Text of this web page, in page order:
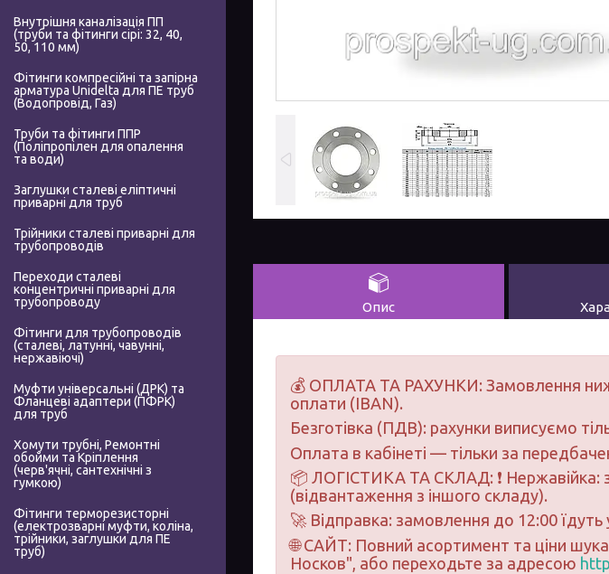
Опис
💰 ОПЛАТА ТА РАХУНКИ: Замовлення
оплати (IBAN).
Безготівка (ПДВ): рахунки виписуємо
Оплата в кабінеті — тільки за
📦 ЛОГІСТИКА ТА СКЛАД: ❗ Нержавійка:
(відвантаження з іншого складу).
🚀 Відправка: замовлення до 12:00
🌐 САЙТ: Повний асортимент та ціни
Носков", або переходьте за адресою
Внутрішня каналізація ПП
(труби та фітинги сірі: 32, 40,
50, 110 мм)
Фітинги компресійні та запірна
арматура Unidelta для ПЕ труб
(Водопровід, Газ)
Труби та фітинги ППР
(Поліпропілен для опалення
та води)
Заглушки сталеві еліптичні
приварні для труб
Трійники сталеві приварні для
трубопроводів
Переходи сталеві
концентричні приварні для
трубопроводу
Фітинги для трубопроводів
(сталеві, латунні, чавунні,
нержавіючі)
Муфти універсальні (ДРК) та
Фланцеві адаптери (ПФРК)
для труб
Хомути трубні, Ремонтні
обойми та Кріплення
(черв'ячні, сантехнічні з
гумкою)
Фітинги терморезисторні
(електрозварні муфти, коліна,
трійники, заглушки для ПЕ
труб)